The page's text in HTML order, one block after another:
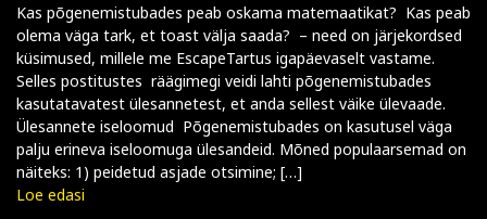
Kas põgenemistubades peab oskama matemaatikat? Kas peab
olema väga tark, et toast välja saada? – need on järjekordsed
küsimused, millele me EscapeTartus igapäevaselt vastame.
Selles postitustes räägimegi veidi lahti põgenemistubades
kasutatavatest ülesannetest, et anda sellest väike ülevaade.
Ülesannete iseloomud Põgenemistubades on kasutusel väga
palju erineva iseloomuga ülesandeid. Mõned populaarsemad on
näiteks: 1) peidetud asjade otsimine; […]
Loe edasi